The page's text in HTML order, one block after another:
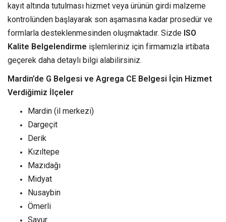
kayıt altında tutulması hizmet veya ürünün girdi malzeme
kontrolünden başlayarak son aşamasına kadar prosedür ve
formlarla desteklenmesinden oluşmaktadır. Sizde ISO
Kalite Belgelendirme işlemleriniz için firmamızla irtibata
geçerek daha detaylı bilgi alabilirsiniz.
Mardin’de G Belgesi ve Agrega CE Belgesi İçin Hizmet
Verdiğimiz İlçeler
Mardin (il merkezi)
Dargeçit
Derik
Kızıltepe
Mazıdağı
Midyat
Nusaybin
Ömerli
Savur